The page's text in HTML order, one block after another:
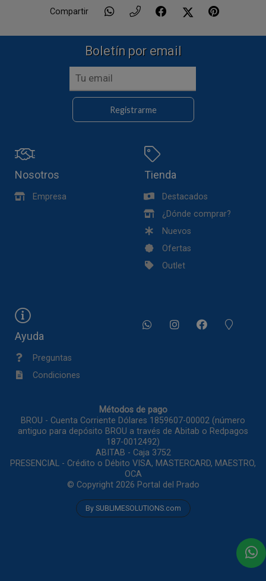
Compartir
Boletín por email
Registrarme
Nosotros
Empresa
Tienda
Destacados
¿Dónde comprar?
Nuevos
Ofertas
Outlet
Ayuda
Preguntas
Condiciones
Métodos de pago
BROU - Cuenta Corriente Dólares 1859607-00002 (número
antiguo para depósito BROU a través de Abitab o Redpagos
187-0012492)
ABITAB - Caja 3752
PRESENCIAL - Crédito o Débito VISA, MASTERCARD, MAESTRO,
OCA
© Copyright 2026 Portal del Prado
By SUBLIMESOLUTIONS.com